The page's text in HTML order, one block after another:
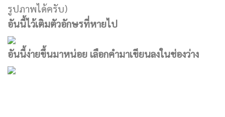
รูปภาพได้ครับ)
อันนี้ไว้เติมตัวอักษรที่หายไป
อันนี้ง่ายขึ้นมาหน่อย เลือกคำมาเขียนลงในช่องว่าง